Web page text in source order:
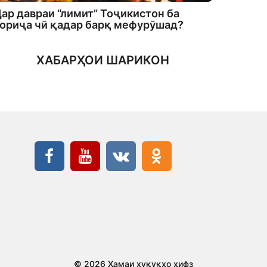
давраи “лимит” Тоҷикистон ба
чӣ қадар барқ мефурӯшад?
ХАБАРҲОИ ШАРИКОН
© 2026 Ҳамаи ҳуқуқҳо ҳифз